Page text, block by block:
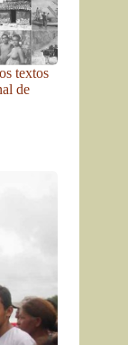
textos
de